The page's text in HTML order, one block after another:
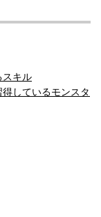
スキル
しているモンスタ